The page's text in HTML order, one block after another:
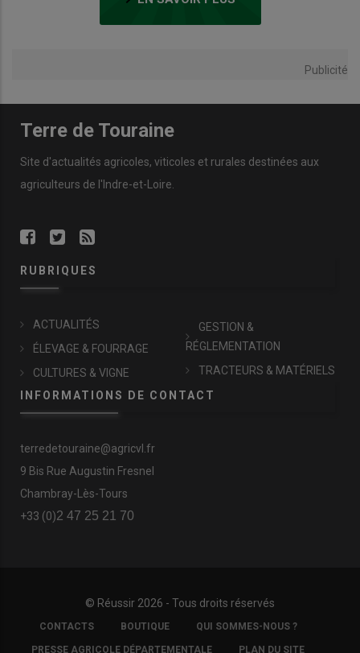
Publicité
Terre de Touraine
Site d'actualités agricoles, viticoles et rurales destinées aux
agriculteurs de l'Indre-et-Loire.
RUBRIQUES
ACTUALITÉS
ÉLEVAGE & FOURRAGE
CULTURES & VIGNE
GESTION &
RÉGLEMENTATION
TRACTEURS & MATÉRIELS
INFORMATIONS DE CONTACT
terredetouraine@agricvl.fr
9 Bis Rue Augustin Fresnel
Chambray-Lès-Tours
+33 (0)2 47 25 21 70
© Réussir 2026 - Tous droits réservés
FOOTER
COPYRIGHT
CONTACTS BOUTIQUE QUI SOMMES-NOUS ?
PRESSE AGRICOLE DÉPARTEMENTALE PLAN DU SITE